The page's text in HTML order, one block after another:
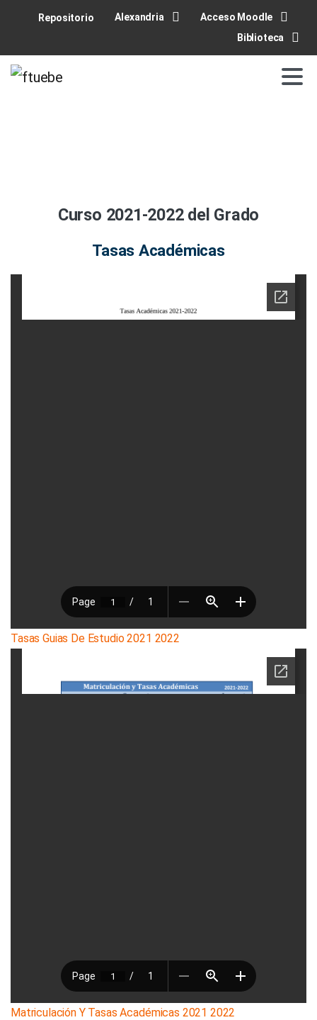
Repositorio Alexandria
Acceso Moodle
Biblioteca
Curso 2021-2022 del Grado
Tasas Académicas
Tasas Guias De Estudio 2021 2022
Matriculación Y Tasas Académicas 2021 2022